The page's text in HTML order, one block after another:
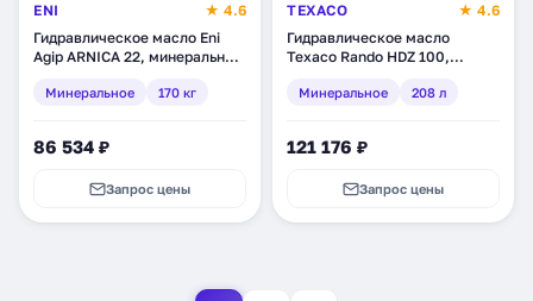
ENI
★ 4.6
Гидравлическое масло Eni
Agip ARNICA 22, минеральное,
Минеральное 170 кг
86 534 ₽
Запрос цены
TEXACO
★ 4.6
Гидравлическое масло
Texaco Rando HDZ 100,
(802935DEE)
Минеральное 208 л
121 176 ₽
Запрос цены